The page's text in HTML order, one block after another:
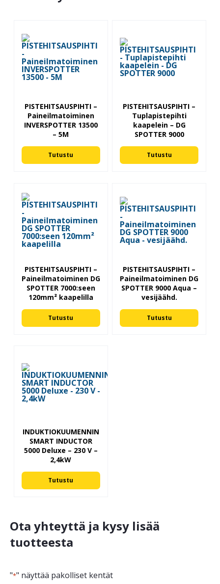
PISTEHITSAUSPIHTI –
Paineilmatoiminen
INVERSPOTTER 13500
– 5M
Tutustu
PISTEHITSAUSPIHTI –
Tuplapistepihti
kaapelein – DG
SPOTTER 9000
Tutustu
PISTEHITSAUSPIHTI –
Paineilmatoiminen DG
SPOTTER 7000:seen
120mm² kaapelilla
Tutustu
PISTEHITSAUSPIHTI –
Paineilmatoiminen DG
SPOTTER 9000 Aqua –
vesijäähd.
Tutustu
INDUKTIOKUUMENNIN
SMART INDUCTOR
5000 Deluxe – 230 V –
2,4kW
Tutustu
Ota yhteyttä ja kysy lisää
tuotteesta
"*" näyttää pakolliset kentät